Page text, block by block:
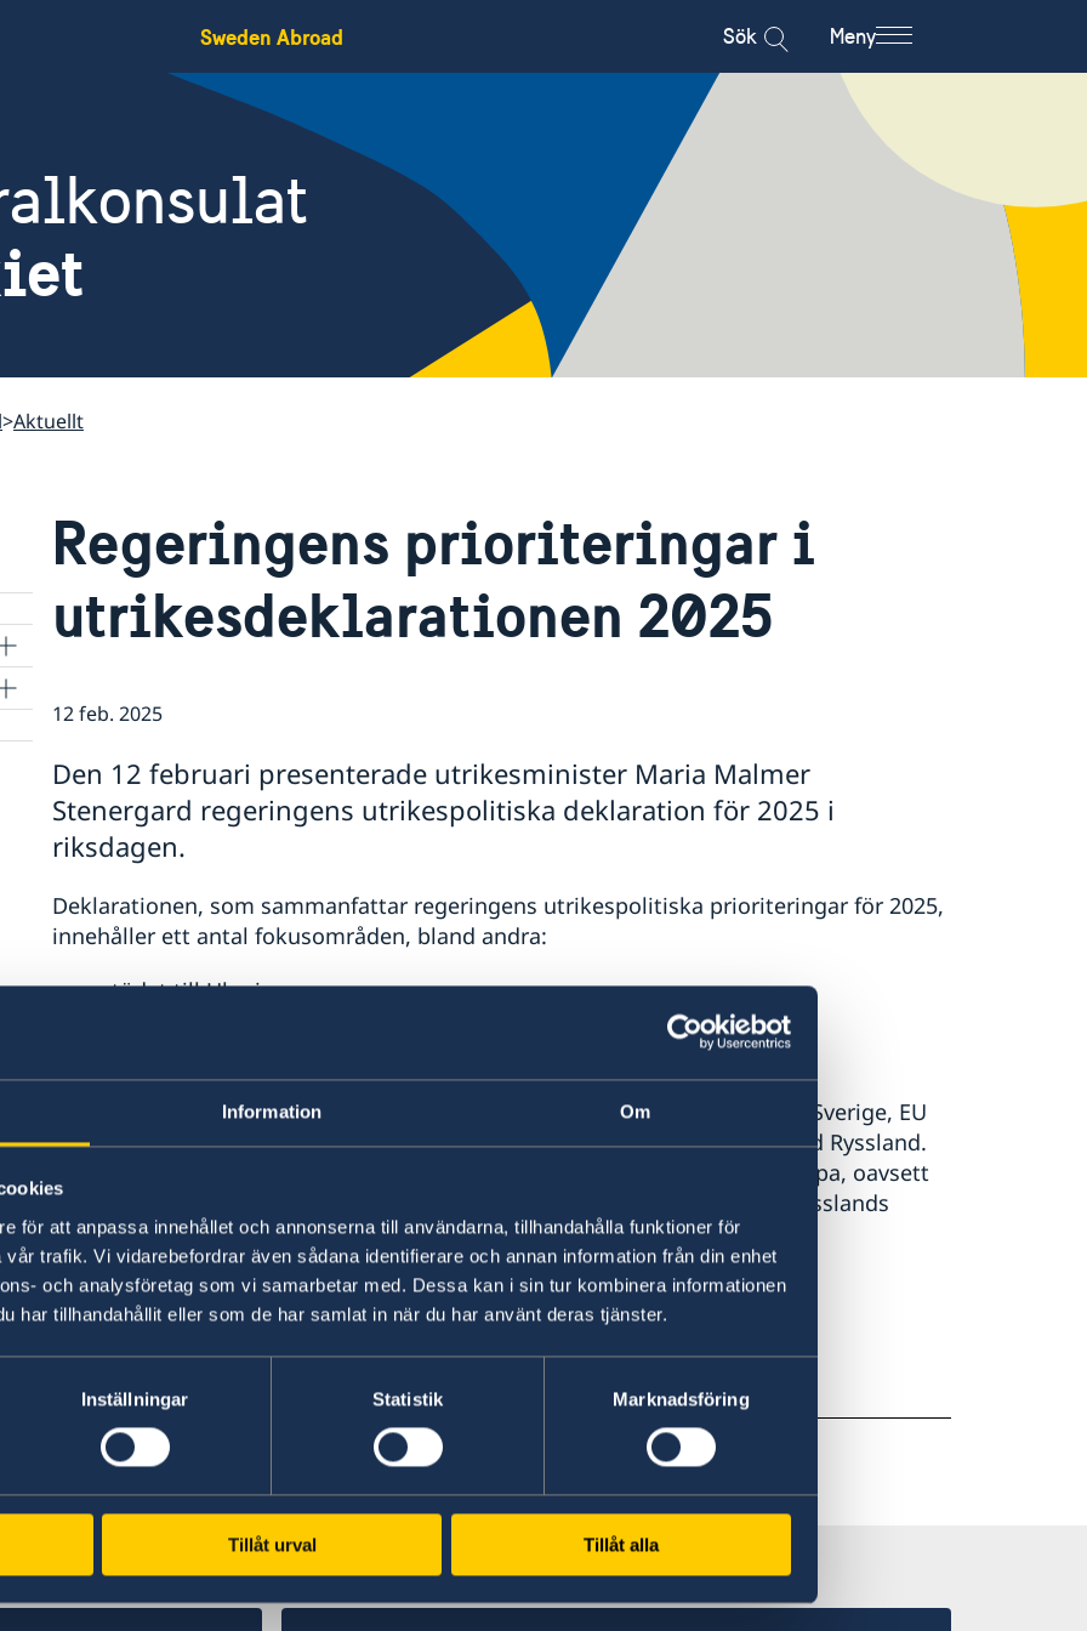
Information Om
för att anpassa innehållet och annonserna till användarna, tillhandahålla funktioner för
trafik. Vi vidarebefordrar även sådana identifierare och annan information från din enhet
och analysföretag som vi samarbetar med. Dessa kan i sin tur kombinera informationen
har tillhandahållit eller som de har samlat in när du har använt deras tjänster.
Inställningar Statistik Marknadsföring
Tillåt urval Tillåt alla
Sweden Abroad Sök Meny
Aktuellt
Regeringens prioriteringar i
utrikesdeklarationen 2025
12 feb. 2025
Den 12 februari presenterade utrikesminister Maria Malmer
Stenergard regeringens utrikespolitiska deklaration för 2025 i
riksdagen.
Deklarationen, som sammanfattar regeringens utrikespolitiska prioriteringar för 2025,
innehåller ett antal fokusområden, bland andra:
stödet till Ukraina
– Årets utrikesdeklaration presenteras i en svår säkerhetspolitisk tid. Vi – Sverige, EU
och Nato – befinner oss i en långvarig och långtgående konfrontation med Ryssland.
Ryssland kommer fortsätta utgöra ett allvarligt hot mot säkerheten i Europa, oavsett
utfallet av kriget i Ukraina. Vår uppgift är ofrånkomlig: vi ska motverka Rysslands
förmåga att göra oss skada, inte minst genom att stödja Ukraina, säger
utrikesminister Maria Malmer Stenergard.
Läs pressmeddelandet på regeringen.se
Senast uppdaterad 12 feb. 2025, 16.13